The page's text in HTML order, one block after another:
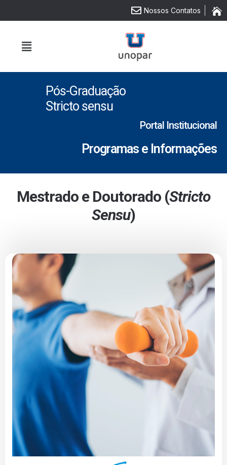
Nossos Contatos
Pós-Graduação
Stricto sensu
Portal Institucional
Programas e Informações
Mestrado e Doutorado (Stricto
Sensu)